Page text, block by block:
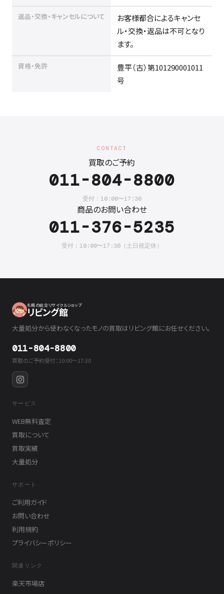
返品・交換・キャンセルについて
お客様都合によるキャンセ
ル・交換・返品は不可となり
ます。
資格・免許
豊平（古）第101290001011
号
CONTACT
買取のご予約
011-804-8800
受付：10:00〜17:30
商品のお問い合わせ
011-376-5235
受付：10:00〜17:30（土日祝定休）
札幌の総合リサイクルショップ
リビング館
大量処分から使わなくなったモノの買取はリビング館にお任せください。
011-804-8800
買取のご予約受付：10:00〜17:30
サービス
WEB無料査定
買取について
買取実績
大量処分
サポート
ご利用ガイド
お問い合わせ
利用規約
プライバシーポリシー
関連リンク
楽天市場店